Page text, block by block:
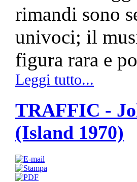
rimandi sono
univoci; il
figura rara e
Leggi tutto...
TRAFFIC -
(Island 1970)